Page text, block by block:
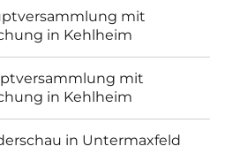
mit
in Kehlheim
mit
in Kehlheim
in Untermaxfeld